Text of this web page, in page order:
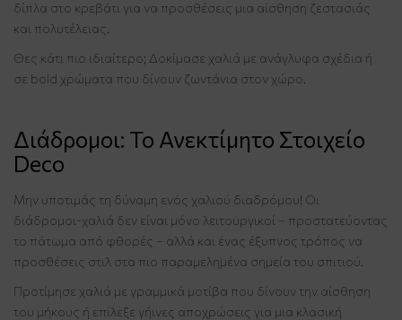
δίπλα στο κρεβάτι για να προσθέσεις μια αίσθηση ζεστασιάς
και πολυτέλειας.
Θες κάτι πιο ιδιαίτερο; Δοκίμασε χαλιά με ανάγλυφα σχέδια ή
σε bold χρώματα που δίνουν ζωντάνια στον χώρο.
Διάδρομοι: Το Ανεκτίμητο Στοιχείο
Deco
Μην υποτιμάς τη δύναμη ενός χαλιού διαδρόμου! Οι
διάδρομοι-χαλιά δεν είναι μόνο λειτουργικοί – προστατεύοντας
το πάτωμα από φθορές – αλλά και ένας έξυπνος τρόπος να
προσθέσεις στιλ στα πιο παραμελημένα σημεία του σπιτιού.
Προτίμησε χαλιά με γραμμικά μοτίβα που δίνουν την αίσθηση
του μήκους ή επίλεξε γήινες αποχρώσεις για μια κλασική